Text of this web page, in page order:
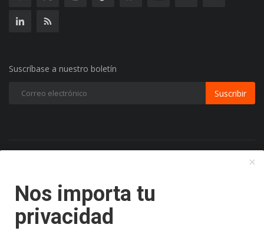
Suscríbase a nuestro boletín
Suscribir
Terminos y Condiciones
Politicas de Privacidad
Politicas de Cookies
Nos importa tu
privacidad